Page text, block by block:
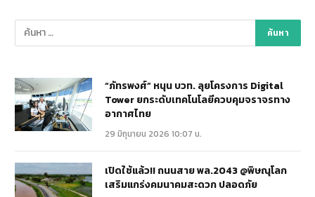
“ภัทรพงศ์” หนุน บวท. ลุยโครงการ Digital
Tower ยกระดับเทคโนโลยีควบคุมจราจรทาง
อากาศไทย
29 มิถุนายน 2026 10:07 น.
เปิดใช้แล้ว!! ถนนสาย พล.2043 @พิษณุโลก
เสริมแกร่งคมนาคมสะดวก ปลอดภัย